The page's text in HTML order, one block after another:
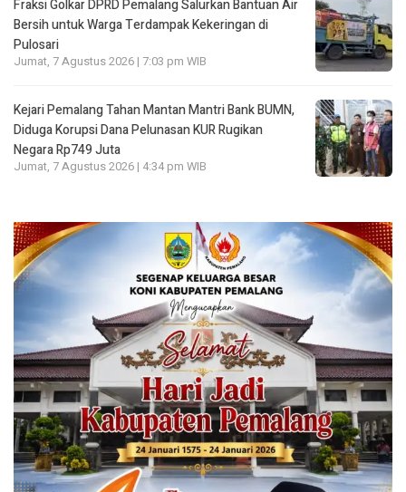
Fraksi Golkar DPRD Pemalang Salurkan Bantuan Air
Bersih untuk Warga Terdampak Kekeringan di
Pulosari
Jumat, 7 Agustus 2026 | 7:03 pm WIB
Kejari Pemalang Tahan Mantan Mantri Bank BUMN,
Diduga Korupsi Dana Pelunasan KUR Rugikan
Negara Rp749 Juta
Jumat, 7 Agustus 2026 | 4:34 pm WIB